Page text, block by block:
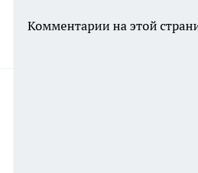
Комментарии на этой